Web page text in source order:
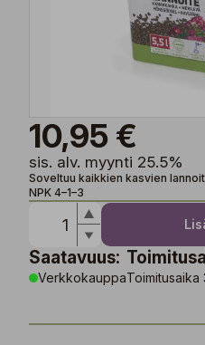
10,95 €
sis. alv. myynti 25.5%
Soveltuu kaikkien kasvien
NPK 4–1–3
Saatavuus:
Verkkokauppa